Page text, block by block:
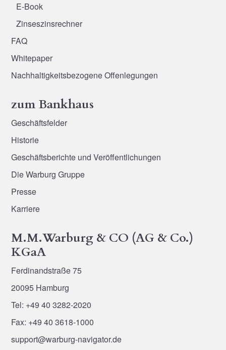
E-Book
Zinseszinsrechner
FAQ
Whitepaper
Nachhaltigkeitsbezogene Offenlegungen
zum Bankhaus
Geschäftsfelder
Historie
Geschäftsberichte und Veröffentlichungen
Die Warburg Gruppe
Presse
Karriere
M.M.Warburg & CO (AG & Co.)
KGaA
Ferdinandstraße 75
20095 Hamburg
Tel: +49 40 3282-2020
Fax: +49 40 3618-1000
support@warburg-navigator.de